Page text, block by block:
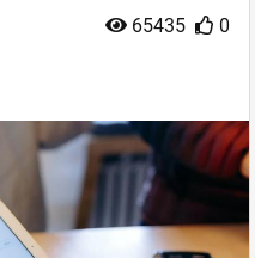
65435 0